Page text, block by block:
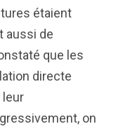
étaient
aussi de
que les
directe
leur
on